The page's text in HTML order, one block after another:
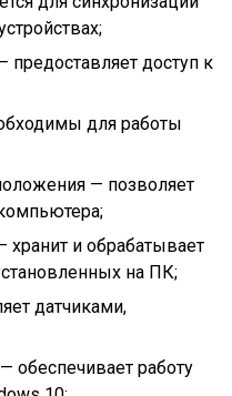
предоставляет доступ к
для работы
— позволяет
хранит и обрабатывает
на ПК;
датчиками,
— обеспечивает работу